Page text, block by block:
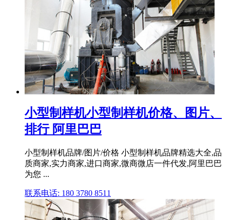
小型制样机小型制样机价格、图片、
排行 阿里巴巴
小型制样机品牌/图片/价格 小型制样机品牌精选大全,品
质商家,实力商家,进口商家,微商微店一件代发,阿里巴巴
为您 ...
联系电话: 180 3780 8511